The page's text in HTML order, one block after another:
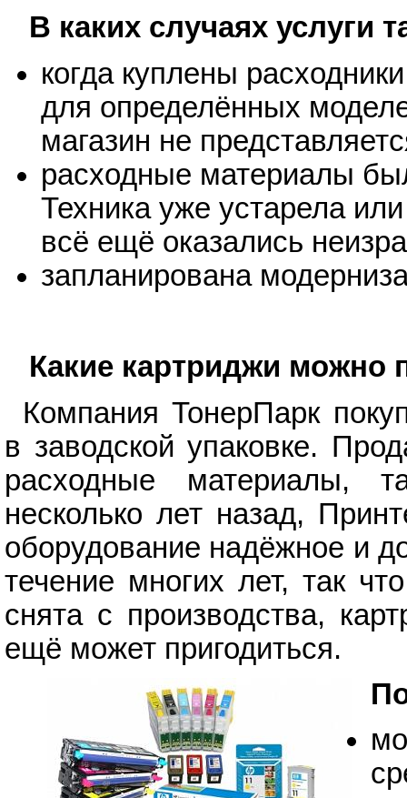
В каких случаях услуги
когда куплены
для определённых
магазин не
расходные материалы
Техника уже устарела
всё ещё оказались
запланирована
Какие картриджи можно
Компания ТонерПарк
в заводской упаковке.
расходные материалы,
несколько лет назад,
оборудование надёжное и
течение многих лет, так
снята с производства,
ещё может пригодиться.